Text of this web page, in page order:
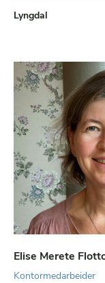
Lyngdal
Elise Merete
Kontormedarbeider